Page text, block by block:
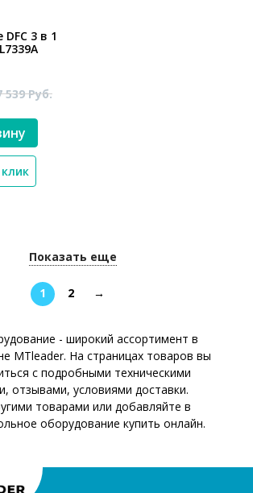
3 в 1
539Руб.
Показать еще
1 2 →
- широкий ассортимент в
MTleader. На страницах товаров вы
с подробными техническими
отзывами, условиями доставки.
товарами или добавляйте в
оборудование купить онлайн.